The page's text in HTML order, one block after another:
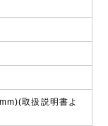
取扱説明書よ